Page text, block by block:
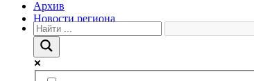
Архив
Новости региона